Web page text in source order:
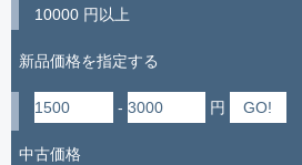
10000 円以上
新品価格を指定する
- 円
中古価格